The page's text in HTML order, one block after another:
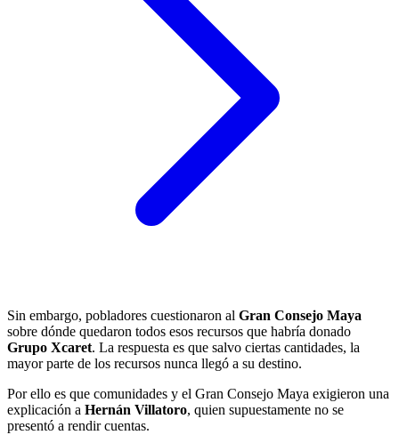
Sin embargo, pobladores cuestionaron al Gran Consejo Maya
sobre dónde quedaron todos esos recursos que habría donado
Grupo Xcaret. La respuesta es que salvo ciertas cantidades, la
mayor parte de los recursos nunca llegó a su destino.
Por ello es que comunidades y el Gran Consejo Maya exigieron una
explicación a Hernán Villatoro, quien supuestamente no se
presentó a rendir cuentas.